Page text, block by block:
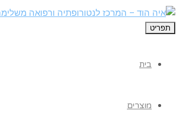
תפריט
בית
מוצרים